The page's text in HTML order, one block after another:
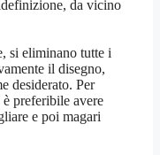
da vicino
si eliminano tutte i
il disegno,
desiderato. Per
preferibile avere
e poi magari